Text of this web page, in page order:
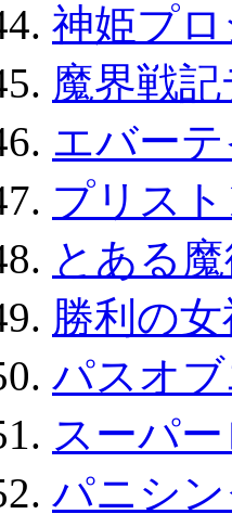
神姫プロ
魔界戦
エバー
プリス
とある
勝利の
パスオ
スーパ
パニシ